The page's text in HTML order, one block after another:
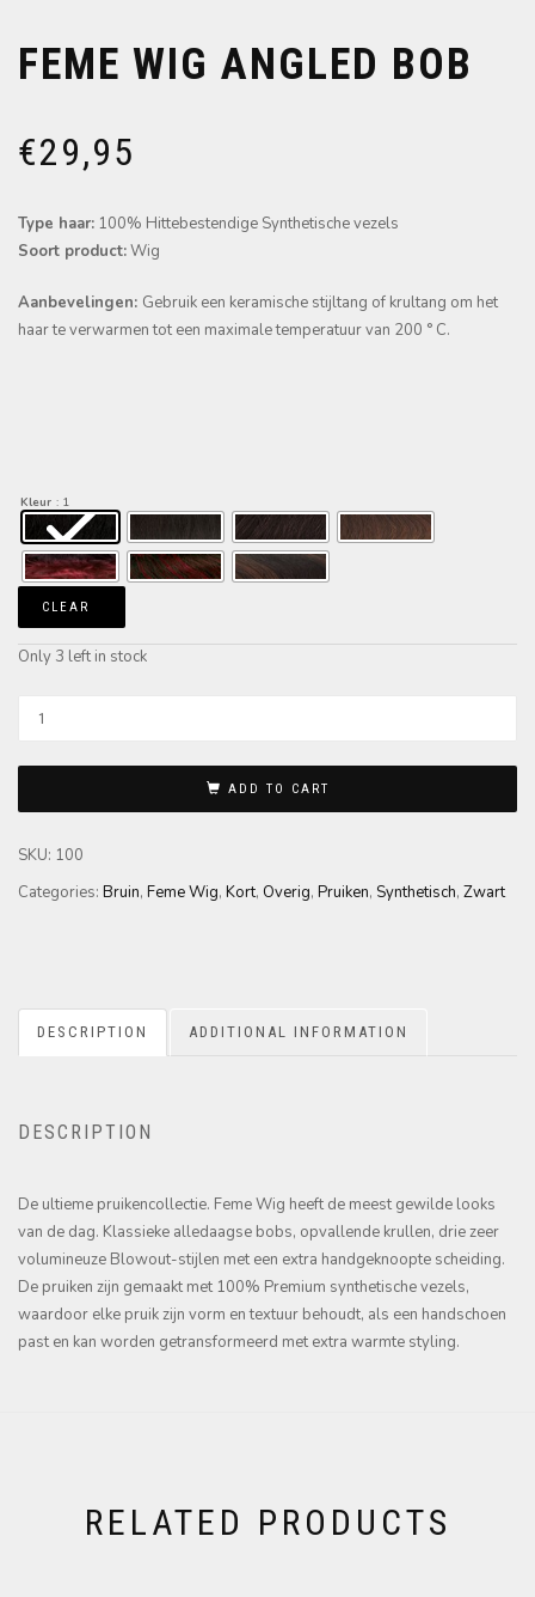
FEME WIG ANGLED BOB
€29,95
Type haar: 100% Hittebestendige Synthetische vezels
Soort product:Wig
Aanbevelingen: Gebruik een keramische stijltang of krultang om het
haar te verwarmen tot een maximale temperatuur van 200 ° C.
Kleur : 1
CLEAR
Only 3 left in stock
ADD TO CART
SKU: 100
Categories: Bruin, Feme Wig, Kort, Overig, Pruiken, Synthetisch, Zwart
DESCRIPTION ADDITIONAL INFORMATION
DESCRIPTION
De ultieme pruikencollectie. Feme Wig heeft de meest gewilde looks
van de dag. Klassieke alledaagse bobs, opvallende krullen, drie zeer
volumineuze Blowout-stijlen met een extra handgeknoopte scheiding.
De pruiken zijn gemaakt met 100% Premium synthetische vezels,
waardoor elke pruik zijn vorm en textuur behoudt, als een handschoen
past en kan worden getransformeerd met extra warmte styling.
RELATED PRODUCTS